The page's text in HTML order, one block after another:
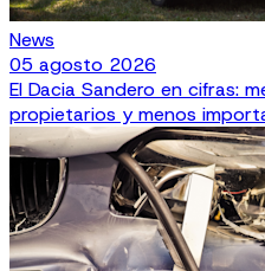
News
05 agosto 2026
El Dacia Sandero en cifras:
propietarios y menos